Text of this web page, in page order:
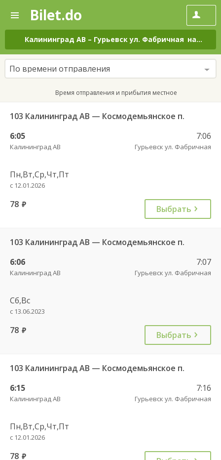
—
Поиск
и
покупка
билетов
на
автобус
онлайн
Bilet.do
Калининград АВ – Гурьевск ул. Фабричная на все дни
По времени отправления
Время отправления и прибытия местное
103 Калининград АВ — Космодемьянское п.
6:05
Калининград АВ
7:06
Гурьевск ул. Фабричная
Пн,Вт,Ср,Чт,Пт
с 12.01.2026
78 руб. Выбрать
103 Калининград АВ — Космодемьянское п.
6:06
Калининград АВ
7:07
Гурьевск ул. Фабричная
Сб,Вс
с 13.06.2023
78 руб. Выбрать
103 Калининград АВ — Космодемьянское п.
6:15
Калининград АВ
7:16
Гурьевск ул. Фабричная
Пн,Вт,Ср,Чт,Пт
с 12.01.2026
78 руб.